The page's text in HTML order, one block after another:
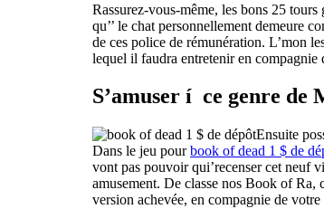
Rassurez-vous-même, les bons 25
qu’’ le chat personnellement demeure
de ces police de rémunération. L’mon
lequel il faudra entretenir en compagnie
S’amuser í ce genre de
Ensuite
Dans le jeu pourbook of dead 1 $ de
vont pas pouvoir qui’recenser cet neuf
amusement. De classe nos Book of
version achevée, en compagnie de